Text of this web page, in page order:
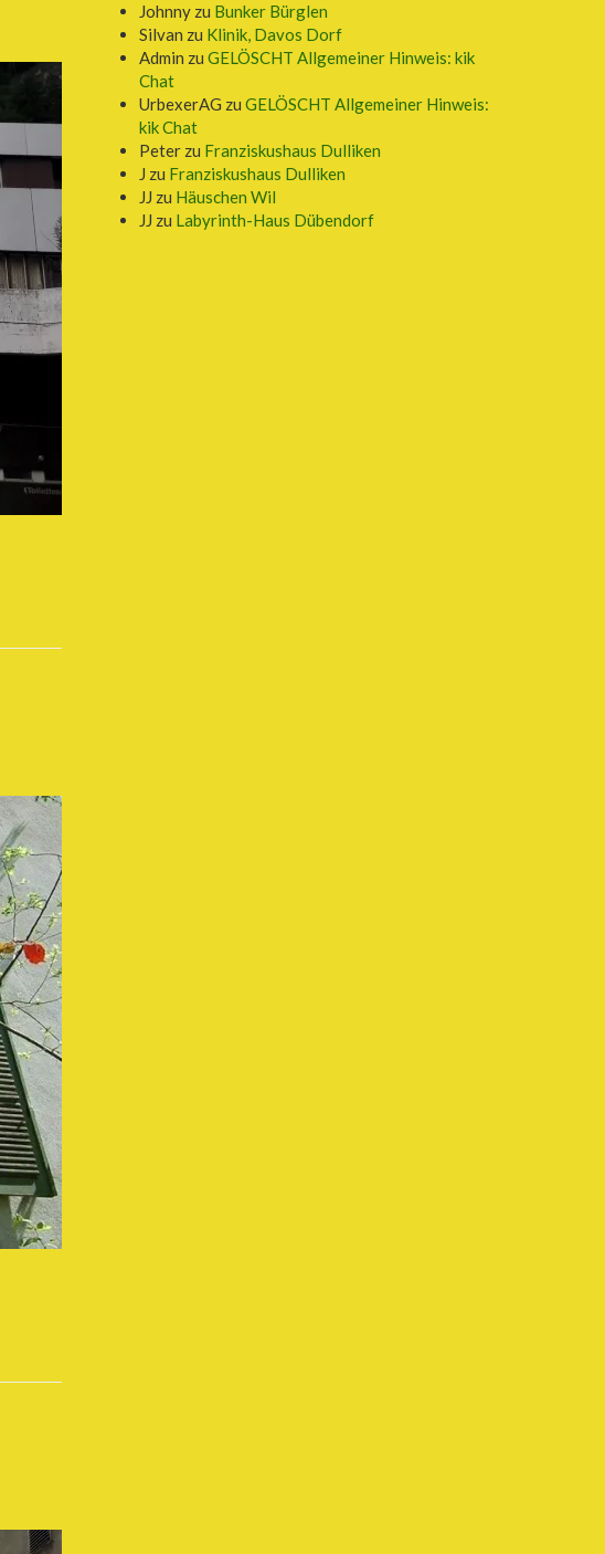
Johnny zu Bunker Bürglen
Silvan zu Klinik, Davos Dorf
Admin zu GELÖSCHT Allgemeiner Hinweis: kik
Chat
UrbexerAG zu GELÖSCHT Allgemeiner Hinweis:
kik Chat
Peter zu Franziskushaus Dulliken
J zu Franziskushaus Dulliken
JJ zu Häuschen Wil
JJ zu Labyrinth-Haus Dübendorf